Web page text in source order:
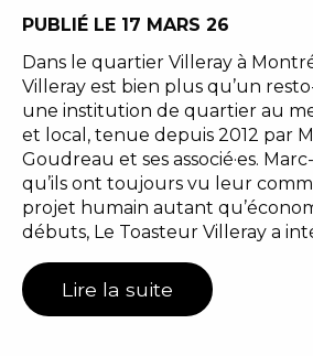
PUBLIÉ LE 17 MARS 26
Dans le quartier Villeray à
Villeray est bien plus qu’un
une institution de quartier au
et local, tenue depuis 2012 par
Goudreau et ses associé·es.
qu’ils ont toujours vu leur
projet humain autant
débuts, Le Toasteur Villeray a
Lire la suite